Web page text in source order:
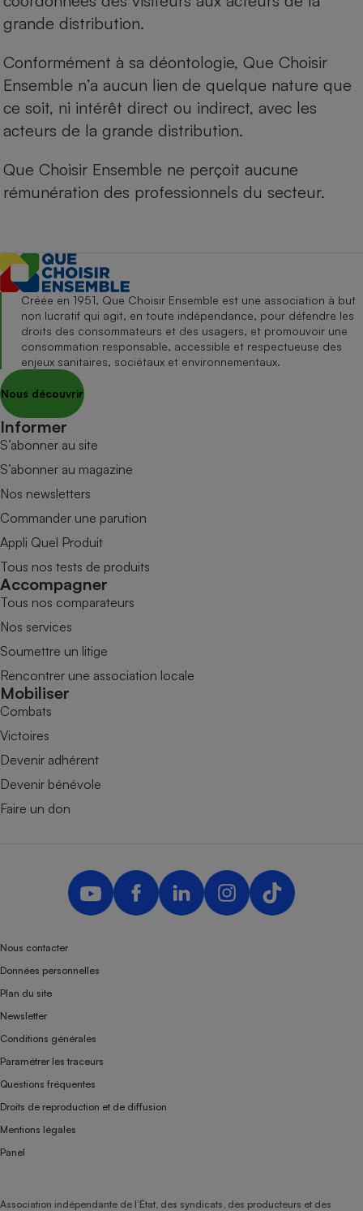
grande distribution.
Conformément à sa déontologie, Que Choisir
Ensemble n’a aucun lien de quelque nature que
ce soit, ni intérêt direct ou indirect, avec les
acteurs de la grande distribution.
Que Choisir Ensemble ne perçoit aucune
rémunération des professionnels du secteur.
Créée en 1951, Que Choisir Ensemble est une association à but
non lucratif qui agit, en toute indépendance, pour défendre les
droits des consommateurs et des usagers, et promouvoir une
consommation responsable, accessible et respectueuse des
enjeux sanitaires, sociétaux et environnementaux.
Nous découvrir
Informer
S’abonner au site
S’abonner au magazine
Nos newsletters
Commander une parution
Appli Quel Produit
Tous nos tests de produits
Accompagner
Tous nos comparateurs
Nos services
Soumettre un litige
Rencontrer une association locale
Mobiliser
Combats
Victoires
Devenir adhérent
Devenir bénévole
Faire un don
Nous contacter
Données personnelles
Plan du site
Newsletter
Conditions générales
Paramétrer les traceurs
Questions fréquentes
Droits de reproduction et de diffusion
Mentions légales
Panel
Association indépendante de l’État, des syndicats, des producteurs et des